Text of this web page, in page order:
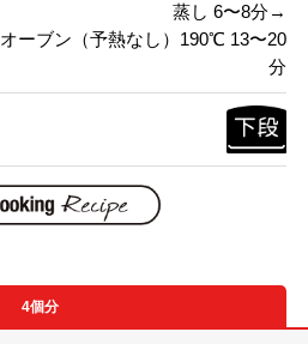
蒸し 6〜8分→
オーブン（予熱なし）190℃ 13〜20
分
4個分